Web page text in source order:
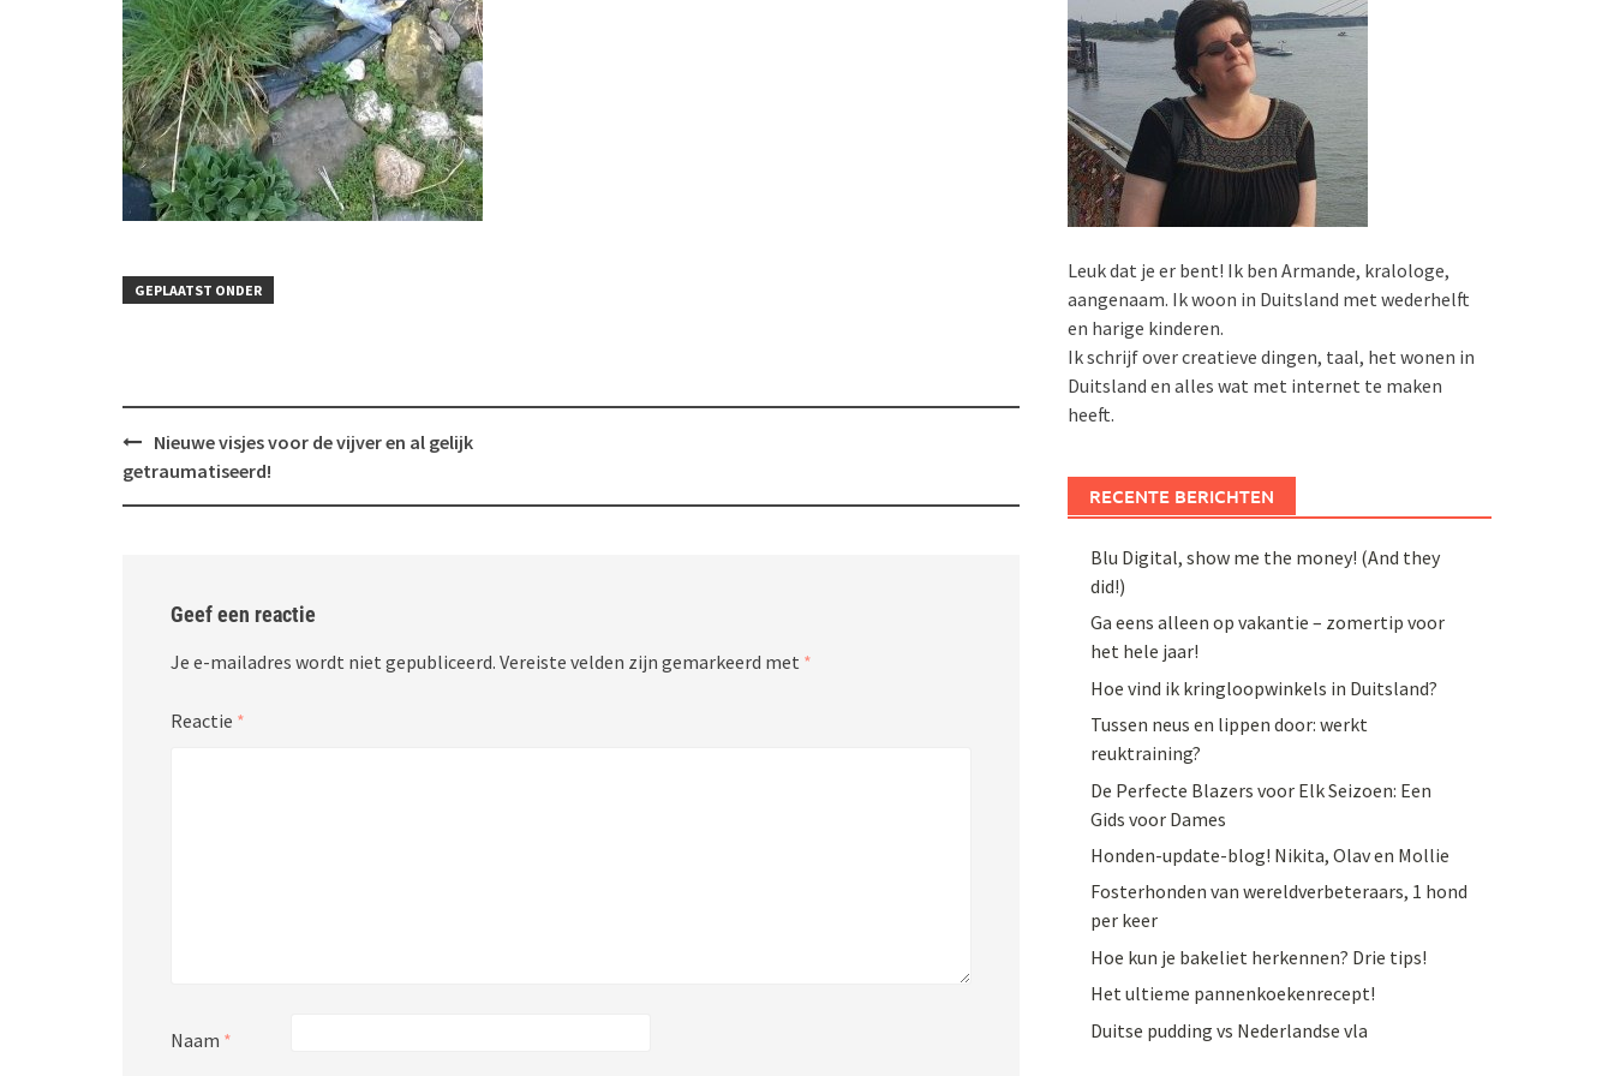
GEPLAATST ONDER
Bericht
navigatie
Nieuwe visjes voor de vijver en al gelijk
getraumatiseerd!
Geef een reactie
Je e-mailadres wordt niet gepubliceerd. Vereiste velden zijn gemarkeerd met *
Reactie *
Naam *
Leuk dat je er bent! Ik ben Armande, kralologe,
aangenaam. Ik woon in Duitsland met wederhelft
en harige kinderen.
Ik schrijf over creatieve dingen, taal, het wonen in
Duitsland en alles wat met internet te maken
heeft.
RECENTE BERICHTEN
Blu Digital, show me the money! (And they
did!)
Ga eens alleen op vakantie – zomertip voor
het hele jaar!
Hoe vind ik kringloopwinkels in Duitsland?
Tussen neus en lippen door: werkt
reuktraining?
De Perfecte Blazers voor Elk Seizoen: Een
Gids voor Dames
Honden-update-blog! Nikita, Olav en Mollie
Fosterhonden van wereldverbeteraars, 1 hond
per keer
Hoe kun je bakeliet herkennen? Drie tips!
Het ultieme pannenkoekenrecept!
Duitse pudding vs Nederlandse vla